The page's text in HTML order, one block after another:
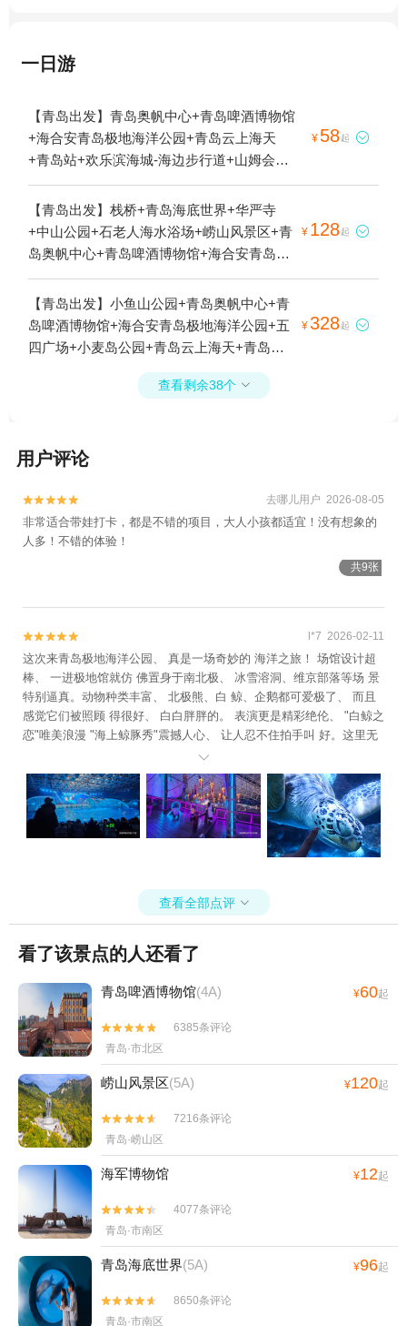
一日游
【青岛出发】青岛奥帆中心+青岛啤酒博物馆
+海合安青岛极地海洋公园+青岛云上海天
+青岛站+欢乐滨海城-海边步行道+山姆会员
商店(青岛店)1日游
¥ 58起 
【青岛出发】栈桥+青岛海底世界+华严寺
+中山公园+石老人海水浴场+崂山风景区+青
岛奥帆中心+青岛啤酒博物馆+海合安青岛极
地海洋公园+圣弥厄尔教堂+五四广场+劈柴
院+崂山仰口游览区+青岛海上观光+台东商
业街+青岛火车站+青岛啤酒节+八水河+崂山
太清游览区+金沙滩啤酒城+第一海水浴场--
¥ 128起 
【青岛出发】小鱼山公园+青岛奥帆中心+青
岛啤酒博物馆+海合安青岛极地海洋公园+五
四广场+小麦岛公园+青岛云上海天+青岛站
+欢乐滨海城-海边步行道+山姆会员商店(青
¥328起 
查看剩余38个 
用户评论

 去哪儿用户 2026-08-05
非常适合带娃打卡，都是不错的项目，大人小孩都适宜！没有想象的
人多！不错的体验！
共9张

 l*7 2026-02-11
这次来青岛极地海洋公园、 真是一场奇妙的 海洋之旅！ 场馆设计超
棒、 一进极地馆就仿 佛置身于南北极、 冰雪溶洞、维京部落等场 景
特别逼真。动物种类丰富、 北极熊、白 鲸、企鹅都可爱极了、 而且
感觉它们被照顾 得很好、 白白胖胖的。 表演更是精彩绝伦、 "白鲸之
恋"唯美浪漫 "海上鲸豚秀"震撼人心、 让人忍不住拍手叫 好。这里无
论是对于大人还是小孩来说、 都 是一次难忘的体验、 绝对值得再
来！

查看全部点评 
看了该景点的人还看了
青岛啤酒博物馆(4A) ¥60起


6385条评论
青岛·市北区
崂山风景区(5A) ¥120起


7216条评论
青岛·崂山区
海军博物馆 ¥12起


4077条评论
青岛·市南区
青岛海底世界(5A) ¥96起


8650条评论
青岛·市南区